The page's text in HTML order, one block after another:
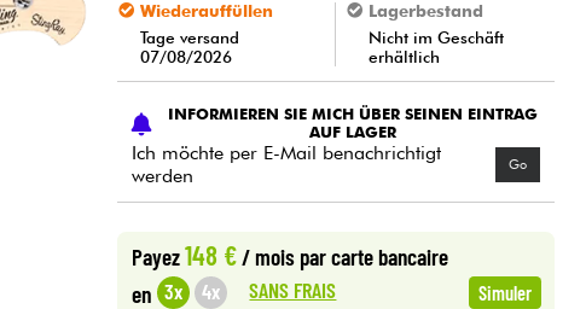
Wiederauffüllen
Tage versand
07/08/2026
Lagerbestand
Nicht im Geschäft
erhältlich
INFORMIEREN SIE MICH ÜBER SEINEN EINTRAG
AUF LAGER
Ich möchte per E-Mail benachrichtigt
werden
Go
Payez148 €/ mois par carte bancaire
en 3x 4x SANS FRAIS Simuler